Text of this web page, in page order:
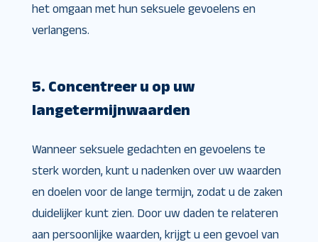
het omgaan met hun seksuele gevoelens en
verlangens.
5. Concentreer u op uw
langetermijnwaarden
Wanneer seksuele gedachten en gevoelens te
sterk worden, kunt u nadenken over uw waarden
en doelen voor de lange termijn, zodat u de zaken
duidelijker kunt zien. Door uw daden te relateren
aan persoonlijke waarden, krijgt u een gevoel van